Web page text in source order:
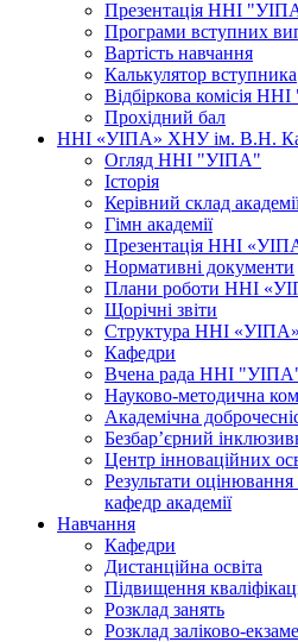
Презентація ННІ
Програми вступних
Вартість навчання
Калькулятор вступника
Відбіркова комісія
Прохідний бал
ННІ «УІПА» ХНУ ім. В.Н.
Огляд ННІ "УІПА"
Історія
Керівний склад
Гімн академії
Презентація ННІ
Нормативні документи
Плани роботи ННІ
Щорічні звіти
Структура ННІ «УІПА»
Кафедри
Вчена рада ННІ
Науково-методична
Академічна
Безбар’єрний
Центр інноваційних
Результати оцінювання
кафедр академії
Навчання
Кафедри
Дистанційна освіта
Підвищення
Розклад занять
Розклад заліково-